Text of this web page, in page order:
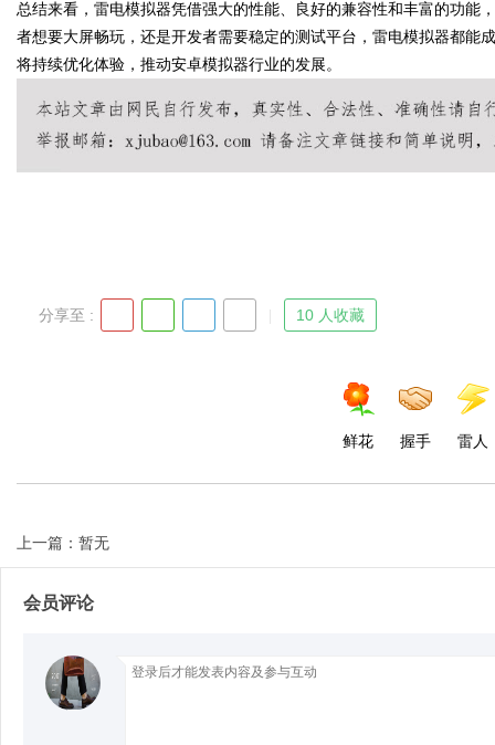
d
总结来看，雷电模拟器凭借强大的性能、良好的兼容性和丰富的功能
者想要大屏畅玩，还是开发者需要稳定的测试平台，雷电模拟器都能
将持续优化体验，推动安卓模拟器行业的发展。
分享至 : 10 人收藏
鲜花 握手 雷人
上一篇：暂无
会员评论